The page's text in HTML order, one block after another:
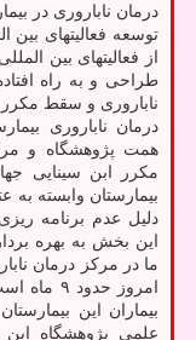
درمان ناباروری در
توسعه فعالیتهای
از فعالیتهای بین
طراحی و به راه
درمان ناباروری
همت پژوهشگاه و
مکرر ابن سینایی
بیمارستان وابسته
دلیل عدم برنامه
این بخش به بهره
ما در مرکز درمان
امروز حدود ۹ ماه است که
بیماران این
علمی پژوهشگاه ابن